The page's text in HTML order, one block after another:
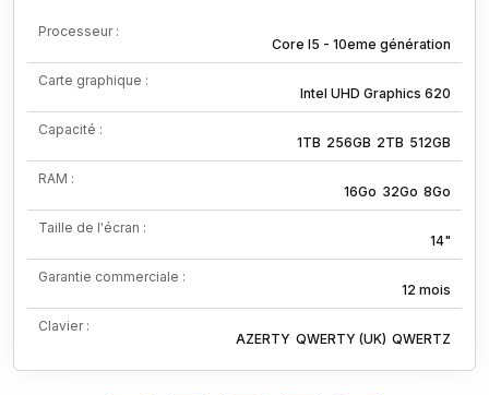
Processeur :
Core I5 - 10eme génération
Carte graphique :
Intel UHD Graphics 620
Capacité :
1TB 256GB 2TB 512GB
RAM :
16Go 32Go 8Go
Taille de l'écran :
14"
Garantie commerciale :
12 mois
Clavier :
AZERTY QWERTY (UK) QWERTZ